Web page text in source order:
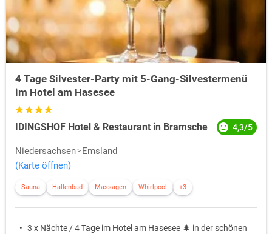
4 Tage Silvester-Party mit 5-Gang-Silvestermenü
im Hotel am Hasesee
IDINGSHOF Hotel & Restaurant in Bramsche 4,3/5
Niedersachsen
Emsland
(Karte öffnen)
Sauna Hallenbad Massagen Whirlpool +3
3 x Nächte / 4 Tage im Hotel am Hasesee 🌲 in der schönen